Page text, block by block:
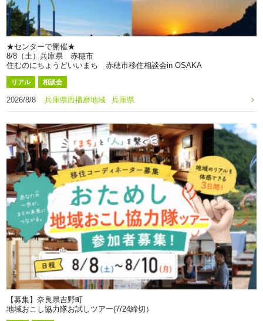
★センターで開催★
8/8（土）兵庫県 赤穂市
住むのにちょうどいいまち 赤穂市移住相談会in OSAKA
リアル 相談会
2026/8/8 兵庫県西播磨地域 兵庫県
【募集】奈良県吉野町
地域おこし協力隊お試しツアー(7/24締切）